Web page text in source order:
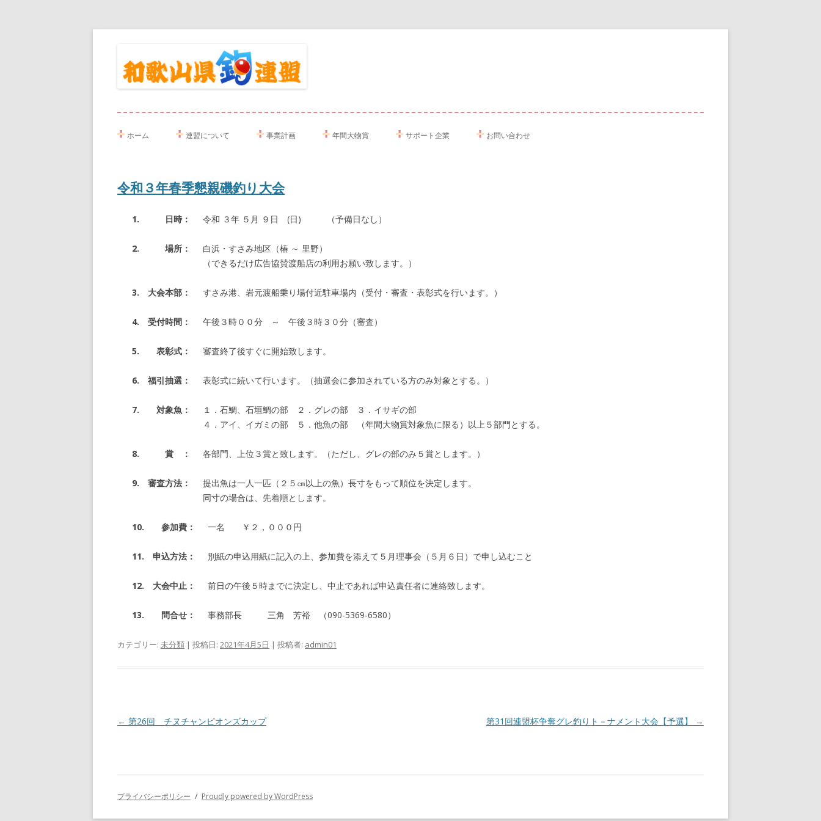
コ
テ
ン
ホーム 連盟について
連盟規約
所属クラブ
理事・役員
事業計画
令和2年度事業報告
令和3年度事業報告
令和4年度事業報告
令和6年度事業計画
令和7年度事業計画
令和８年度 事業計画案
年間大物賞
令和2年度 年間大物賞
令和5年度 年間大物賞
令和6年度 年間大物賞
サポート企業 お問い合わせ
令和３年春季懇親磯釣り大会
1. 日時： 令和 ３年 ５月 ９日 (日) （予備日なし）
2. 場所：
白浜・すさみ地区（椿 ～ 里野）
（できるだけ広告協賛渡船店の利用お願い致します。）
3. 大会本部： すさみ港、岩元渡船乗り場付近駐車場内（受付・審査・表彰式を行います。）
4. 受付時間： 午後３時００分 ～ 午後３時３０分（審査）
5. 表彰式： 審査終了後すぐに開始致します。
6. 福引抽選： 表彰式に続いて行います。（抽選会に参加されている方のみ対象とする。）
7. 対象魚：
１．石鯛、石垣鯛の部 ２．グレの部 ３．イサギの部
４．アイ、イガミの部 ５．他魚の部 （年間大物賞対象魚に限る）以上５部門とする。
8. 賞 ： 各部門、上位３賞と致します。（ただし、グレの部のみ５賞とします。）
9. 審査方法：
提出魚は一人一匹（２５㎝以上の魚）長寸をもって順位を決定します。
同寸の場合は、先着順とします。
10. 参加費： 一名 ￥２，０００円
11. 申込方法： 別紙の申込用紙に記入の上、参加費を添えて５月理事会（５月６日）で申し込むこと
12. 大会中止： 前日の午後５時までに決定し、中止であれば申込責任者に連絡致します。
13. 問合せ： 事務部長 三角 芳裕 （090-5369-6580）
カテゴリー: 未分類 | 投稿日: 2021年4月5日 | 投稿者: admin01
投
← 第26回 チヌチャンピオンズカップ 第31回連盟杯争奪グレ釣りト－ナメント大会【予選】 →
プライバシーポリシー Proudly powered by WordPress